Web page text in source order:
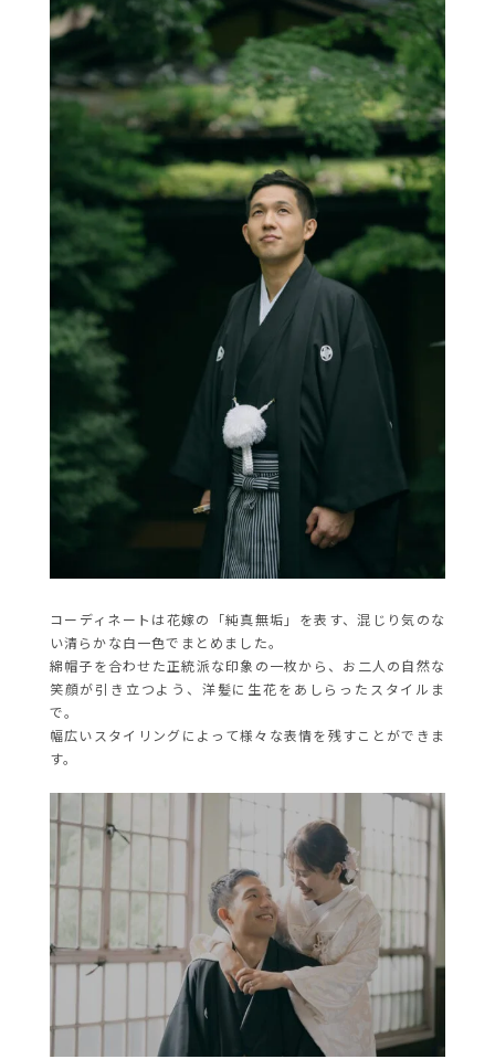
コーディネートは花嫁の「純真無垢」を表す、混じり気のな
い清らかな白一色でまとめました。
綿帽子を合わせた正統派な印象の一枚から、お二人の自然な
笑顔が引き立つよう、洋髪に生花をあしらったスタイルま
で。
幅広いスタイリングによって様々な表情を残すことができま
す。